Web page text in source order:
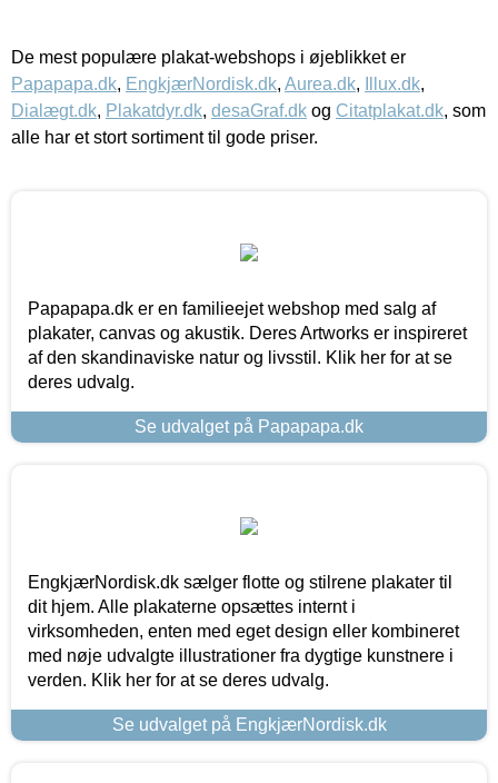
De mest populære plakat-webshops i øjeblikket er
Papapapa.dk, EngkjærNordisk.dk, Aurea.dk, Illux.dk,
Dialægt.dk, Plakatdyr.dk, desaGraf.dk og Citatplakat.dk, som
alle har et stort sortiment til gode priser.
Papapapa.dk er en familieejet webshop med salg af
plakater, canvas og akustik. Deres Artworks er inspireret
af den skandinaviske natur og livsstil. Klik her for at se
deres udvalg.
Se udvalget på Papapapa.dk
EngkjærNordisk.dk sælger flotte og stilrene plakater til
dit hjem. Alle plakaterne opsættes internt i
virksomheden, enten med eget design eller kombineret
med nøje udvalgte illustrationer fra dygtige kunstnere i
verden. Klik her for at se deres udvalg.
Se udvalget på EngkjærNordisk.dk